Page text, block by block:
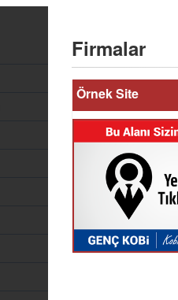
Firmalar
Örnek Site